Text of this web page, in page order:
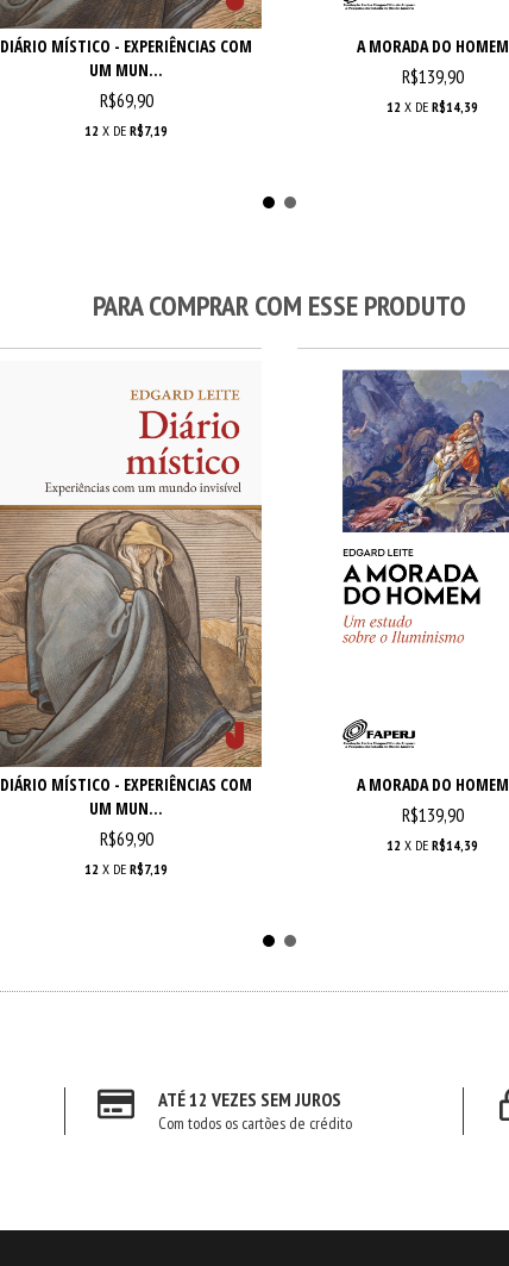
DIÁRIO MÍSTICO - EXPERIÊNCIAS COM
UM MUN...
R$69,90
12 X DER$7,19
A MORADA DO HOMEM
R$139,90
12 X DER$14,39
PARA COMPRAR COM ESSE PRODUTO
DIÁRIO MÍSTICO - EXPERIÊNCIAS COM
UM MUN...
R$69,90
12 X DER$7,19
A MORADA DO HOMEM
R$139,90
12 X DER$14,39
ATÉ 12 VEZES SEM JUROS
Com todos os cartões de crédito